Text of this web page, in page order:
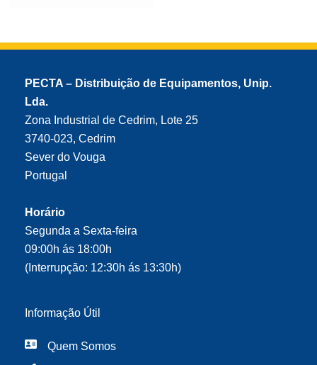
PECTA – Distribuição de Equipamentos, Unip.
Lda.
Zona Industrial de Cedrim, Lote 25
3740-023, Cedrim
Sever do Vouga
Portugal
Horário
Segunda a Sexta-feira
09:00h ás 18:00h
(Interrupção: 12:30h ás 13:30h)
Informação Útil
Quem Somos